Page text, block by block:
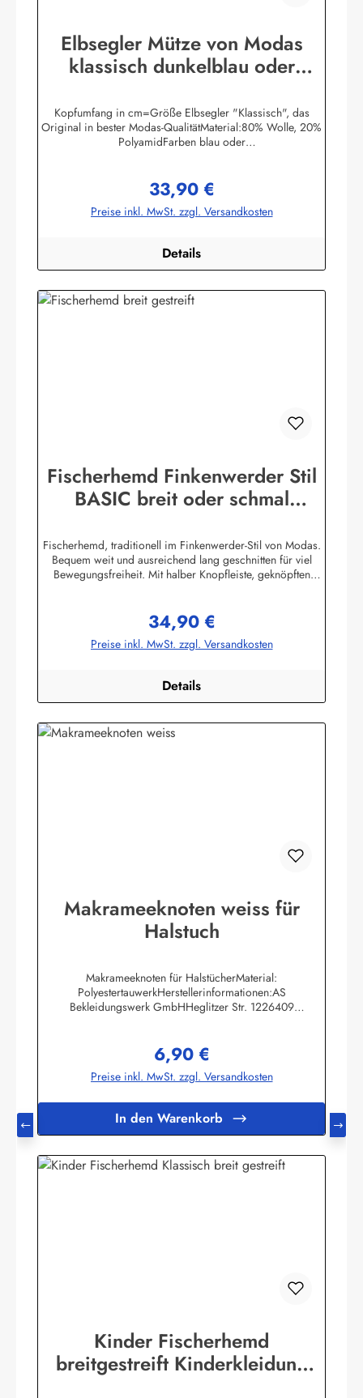
Elbsegler Mütze von Modas
klassisch dunkelblau oder
Kopfumfang in cm=Größe Elbsegler "Klassisch", das
Original in bester Modas-QualitätMaterial:80% Wolle, 20%
PolyamidFarben blau oder
bekleidung.de
Regulärer Preis:
33,90 €
Preise inkl. MwSt. zzgl. Versandkosten
Details
Fischerhemd Finkenwerder Stil
BASIC breit oder schmal
Fischerhemd, traditionell im Finkenwerder-Stil von Modas.
Bequem weit und ausreichend lang geschnitten für viel
Bewegungsfreiheit. Mit halber Knopfleiste, geknöpften
buntgewebt. (ca. 190 g/m²) Achtung! Die Hemden fallen
sehr groß aus. Bitte Größentabelle beachten. Die
Größentabelle finden Sie unter diesem Link oder bei den
GmbHHeglitzer Str. 1226409 Wittmundinfo@modas-
bekleidung.de
Regulärer Preis:
34,90 €
Preise inkl. MwSt. zzgl. Versandkosten
Details
Makrameeknoten weiss für
Halstuch
Makrameeknoten für HalstücherMaterial:
PolyestertauwerkHerstellerinformationen:AS
Bekleidungswerk GmbHHeglitzer Str. 1226409
Regulärer Preis:
6,90 €
Preise inkl. MwSt. zzgl. Versandkosten
In den Warenkorb
Kinder Fischerhemd
breitgestreift Kinderkleidung